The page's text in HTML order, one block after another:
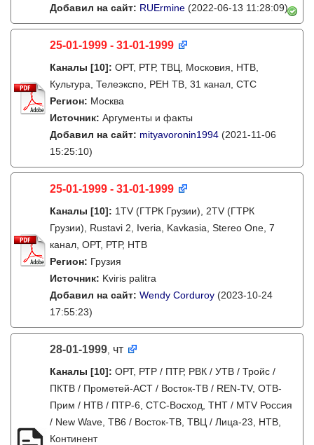
Добавил на сайт: RUErmine (2022-06-13 11:28:09)
25-01-1999 - 31-01-1999
Каналы [10]: ОРТ, РТР, ТВЦ, Московия, НТВ,
Культура, Телеэкспо, РЕН ТВ, 31 канал, СТС
Регион: Москва
Источник: Аргументы и факты
Добавил на сайт: mityavoronin1994 (2021-11-06
15:25:10)
25-01-1999 - 31-01-1999
Каналы [10]: 1TV (ГТРК Грузии), 2TV (ГТРК
Грузии), Rustavi 2, Iveria, Kavkasia, Stereo One, 7
канал, ОРТ, РТР, НТВ
Регион: Грузия
Источник: Kviris palitra
Добавил на сайт: Wendy Corduroy (2023-10-24
17:55:23)
28-01-1999, чт
Каналы [10]: ОРТ, РТР / ПТР, РВК / УТВ / Тройс /
ПКТВ / Прометей-АСТ / Восток-ТВ / REN-TV, ОТВ-
Прим / НТВ / ПТР-6, СТС-Восход, ТНТ / MTV Россия
/ New Wave, ТВ6 / Восток-ТВ, ТВЦ / Лица-23, НТВ,
Континент